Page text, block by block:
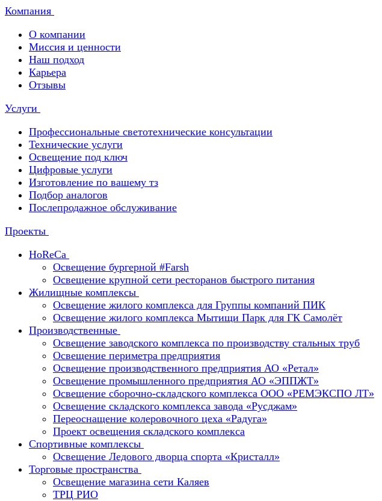
Компания
О компании
Миссия и ценности
Наш подход
Карьера
Отзывы
Услуги
Профессиональные светотехнические консультации
Технические услуги
Освещение под ключ
Цифровые услуги
Изготовление по вашему тз
Подбор аналогов
Послепродажное обслуживание
Проекты
HoReCa
Освещение бургерной #Farsh
Освещение крупной сети ресторанов быстрого питания
Жилищные комплексы
Освещение жилого комплекса для Группы компаний ПИК
Освещение жилого комплекса Мытищи Парк для ГК Самолёт
Производственные
Освещение заводского комплекса по производству стальных труб
Освещение периметра предприятия
Освещение производственного предприятия АО «Ретал»
Освещение промышленного предприятия АО «ЭППЖТ»
Освещение сборочно-складского комплекса ООО «РЕМЭКСПО ЛТ»
Освещение складского комплекса завода «Русджам»
Переоснащение колеровочного цеха «Радуга»
Проект освещения складского комплекса
Спортивные комплексы
Освещение Ледового дворца спорта «Кристалл»
Торговые пространства
Освещение магазина сети Каляев
ТРЦ РИО